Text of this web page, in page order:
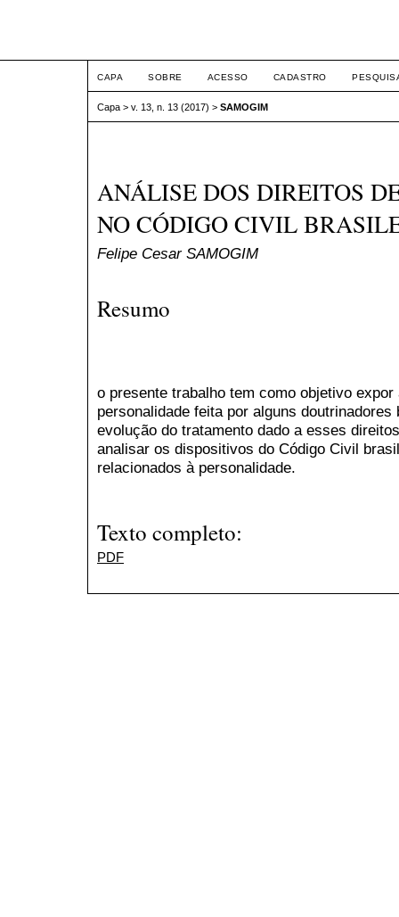
CAPA SOBRE ACESSO CADASTRO
Capa > v. 13, n. 13 (2017) > SAMOGIM
ANÁLISE DOS DIREITOS
NO CÓDIGO CIVIL
Felipe Cesar SAMOGIM
Resumo
o presente trabalho tem como objetivo
personalidade feita por alguns
evolução do tratamento dado a esses
analisar os dispositivos do Código Civil
relacionados à personalidade.
Texto completo:
PDF